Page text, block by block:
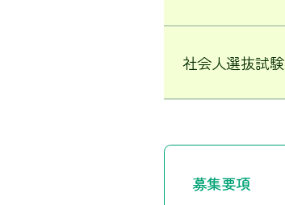
社会人選抜試験
募集要項